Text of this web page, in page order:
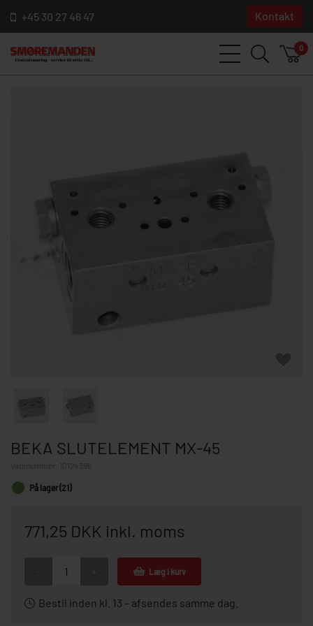
+45 30 27 46 47 Kontakt
0
BEKA SLUTELEMENT MX-45
10124396
På lager (21)
771,25 DKK inkl. moms
Læg i kurv
Bestil inden kl. 13 – afsendes samme dag.